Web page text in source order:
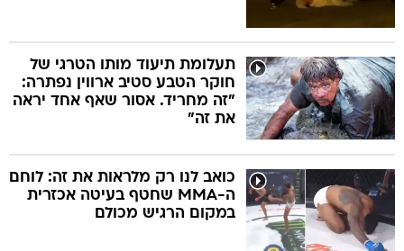
תעלומת תיעוד מותו הטרגי של
חוקר הטבע סטיב ארווין נפתרה:
"זה מחריד. אסור שאף אחד יראה
את זה"
כואב לנו רק מלראות את זה: לוחם
ה-MMA שחטף בעיטה אכזרית
במקום הרגיש מכולם